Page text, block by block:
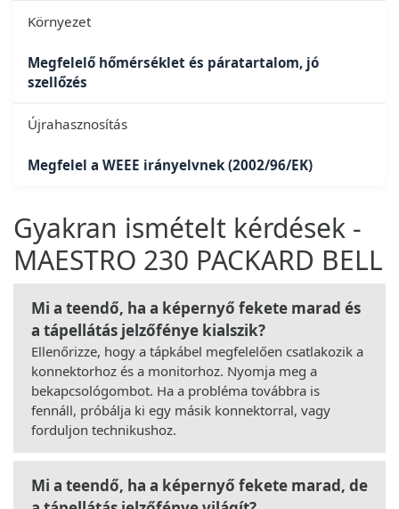
Környezet
Megfelelő hőmérséklet és páratartalom, jó
szellőzés
Újrahasznosítás
Megfelel a WEEE irányelvnek (2002/96/EK)
Gyakran ismételt kérdések -
MAESTRO 230 PACKARD BELL
Mi a teendő, ha a képernyő fekete marad és
a tápellátás jelzőfénye kialszik?
Ellenőrizze, hogy a tápkábel megfelelően csatlakozik a
konnektorhoz és a monitorhoz. Nyomja meg a
bekapcsológombot. Ha a probléma továbbra is
fennáll, próbálja ki egy másik konnektorral, vagy
forduljon technikushoz.
Mi a teendő, ha a képernyő fekete marad, de